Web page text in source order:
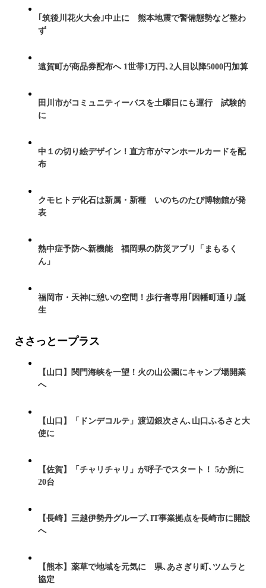
｢筑後川花火大会｣中止に 熊本地震で警備態勢など整わ
ず
遠賀町が商品券配布へ 1世帯1万円､2人目以降5000円加算
田川市がコミュニティーバスを土曜日にも運行 試験的
に
中１の切り絵デザイン！直方市がマンホールカードを配
布
クモヒトデ化石は新属・新種 いのちのたび博物館が発
表
熱中症予防へ新機能 福岡県の防災アプリ「まもるく
ん」
福岡市・天神に憩いの空間！歩行者専用｢因幡町通り｣誕
生
ささっとープラス
【山口】関門海峡を一望！火の山公園にキャンプ場開業
へ
【山口】「ドンデコルテ」渡辺銀次さん､山口ふるさと大
使に
【佐賀】「チャリチャリ」が呼子でスタート！ 5か所に
20台
【長崎】三越伊勢丹グループ､IT事業拠点を長崎市に開設
へ
【熊本】薬草で地域を元気に 県､あさぎり町､ツムラと
協定